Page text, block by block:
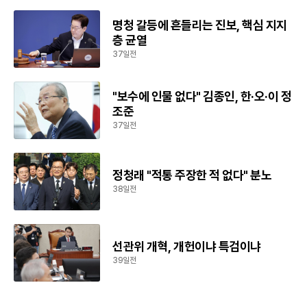
명청 갈등에 흔들리는 진보, 핵심 지지
층 균열
37일전
"보수에 인물 없다" 김종인, 한·오·이 정
조준
37일전
정청래 "적통 주장한 적 없다" 분노
38일전
선관위 개혁, 개헌이냐 특검이냐
39일전